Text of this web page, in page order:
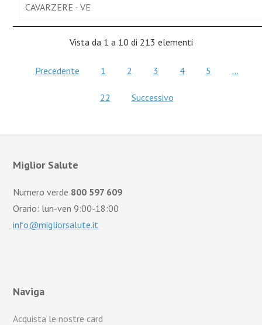
CAVARZERE - VE
Vista da 1 a 10 di 213 elementi
Precedente 1 2 3 4 5 …
22 Successivo
Miglior Salute
Numero verde 800 597 609
Orario: lun-ven 9:00-18:00
info@migliorsalute.it
Naviga
Acquista le nostre card